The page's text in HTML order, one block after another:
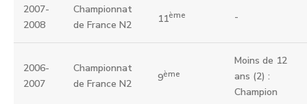
2007-
2008
Championnat
de France N2
11ème -
2006-
2007
Championnat
de France N2
9ème
Moins de 12
ans (2) :
Champion